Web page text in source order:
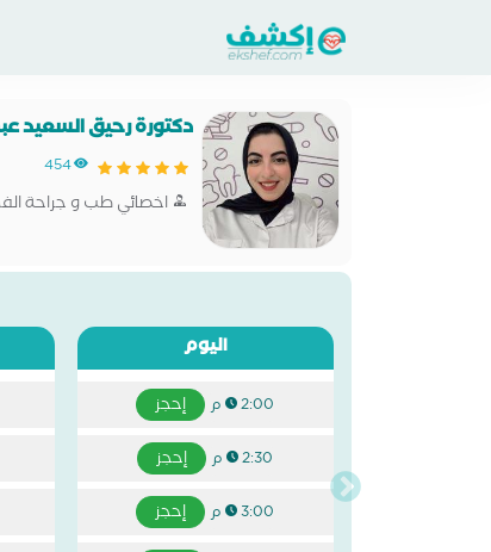
دكتورة رحيق السعيد
454
اخصائي طب و جراحة
اليوم
2:00 م إحجز
2:30 م إحجز
3:00 م إحجز